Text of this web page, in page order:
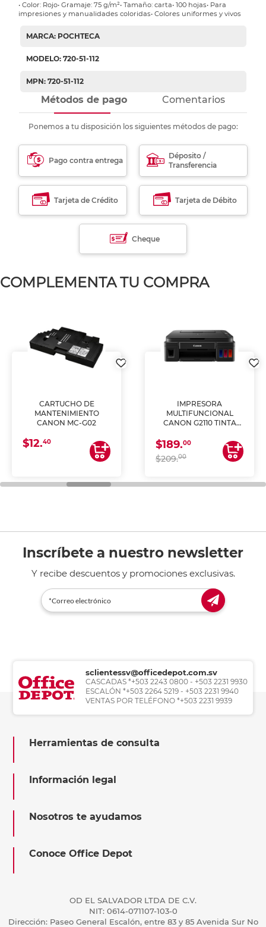
• Color: Rojo• Gramaje: 75 g/m²• Tamaño: carta• 100 hojas• Para
impresiones y manualidades coloridas• Colores uniformes y vivos
MARCA: POCHTECA
MODELO: 720-51-112
MPN: 720-51-112
Métodos de pago Comentarios
Ponemos a tu disposición los siguientes métodos de pago:
Pago contra entrega
Déposito /
Transferencia
Tarjeta de Crédito Tarjeta de Débito
Cheque
COMPLEMENTA TU COMPRA
CARTUCHO DE
MANTENIMIENTO
CANON MC-G02
$12.40
IMPRESORA
MULTIFUNCIONAL
CANON G2110 TINTA
$189.00
$209.00
Inscríbete a nuestro newsletter
Y recibe descuentos y promociones exclusivas.
sclientessv@officedepot.com.sv
CASCADAS *+503 2243 0800 - +503 2231 9930
ESCALÓN *+503 2264 5219 - +503 2231 9940
VENTAS POR TELÉFONO *+503 2231 9939
Herramientas de consulta
Información legal
Nosotros te ayudamos
Conoce Office Depot
OD EL SALVADOR LTDA DE C.V.
NIT: 0614-071107-103-0
Dirección: Paseo General Escalón, entre 83 y 85 Avenida Sur No